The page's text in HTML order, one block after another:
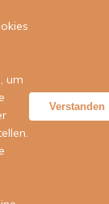
unter der o. g.
um
Verstanden